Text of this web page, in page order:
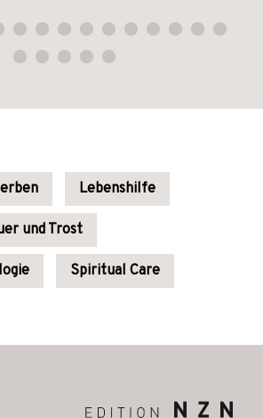
Lebenshilfe
und Trost
Spiritual Care